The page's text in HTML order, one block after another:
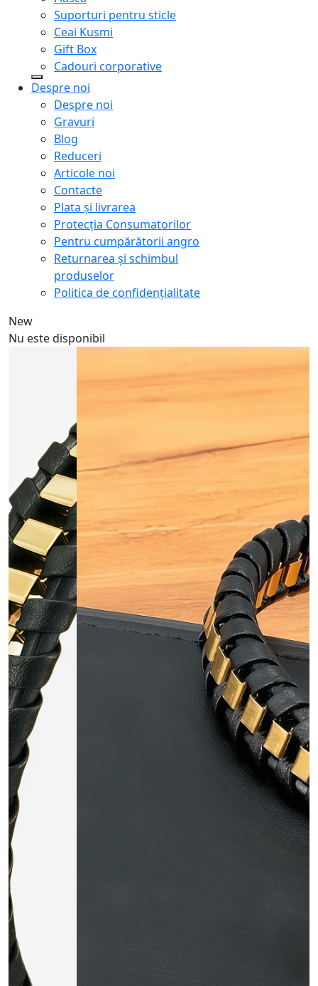
Suporturi pentru sticle
Ceai Kusmi
Gift Box
Cadouri corporative
Despre noi
Despre noi
Gravuri
Blog
Reduceri
Articole noi
Contacte
Plata și livrarea
Protecţia Consumatorilor
Pentru cumpărătorii angro
Returnarea și schimbul
produselor
Politica de confidențialitate
New
Nu este disponibil